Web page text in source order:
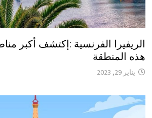
الريفيرا الفرنسية :إكتشف أكبر
هذه المنطقة
يناير 29, 2023